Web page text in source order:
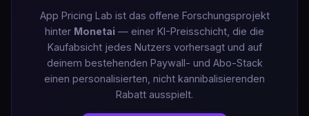
App Pricing Lab ist das offene Forschungsprojekt
hinter Monetai — einer KI-Preisschicht, die die
Kaufabsicht jedes Nutzers vorhersagt und auf
deinem bestehenden Paywall- und Abo-Stack
einen personalisierten, nicht kannibalisierenden
Rabatt ausspielt.